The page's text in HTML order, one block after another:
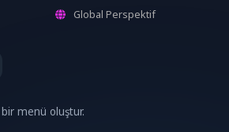
Global Perspektif
menü oluştur.